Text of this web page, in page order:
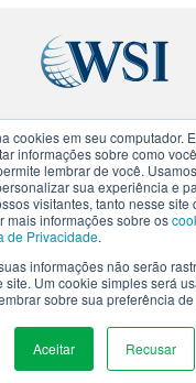
cookies em seu computador.
informações sobre como
lembrar de você.
sua experiência e
visitantes, tanto nesse site
mais informações sobre os
de Privacidade.
informações não serão
site. Um cookie simples será
sobre sua preferência
Aceitar Recusar
2026WSI. Todos direitos
IM são marcas registradas da
Management Corp (RAM).
empresa de propriedade e
independente.
Sites regionais